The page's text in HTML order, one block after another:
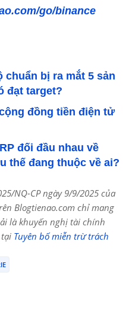
go/binance
chuẩn bị ra mắt 5 sản
đạt target?
đồng tiền điện tử
đối đầu nhau về
thế đang thuộc về ai?
NQ-CP ngày 9/9/2025 của
Blogtienao.com chỉ mang
là khuyến nghị tài chính
Tuyên bố miễn trừ trách